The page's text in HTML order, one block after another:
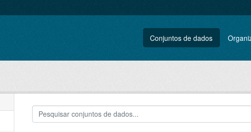
Conjuntos de dados